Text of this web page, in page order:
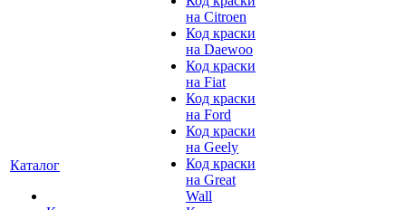
Каталог
на Citroen
Код краски
на Daewoo
Код краски
на Fiat
Код краски
на Ford
Код краски
на Geely
Код краски
на Great
Wall